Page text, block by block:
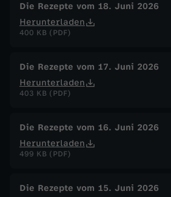
Die Rezepte vom 18. Juni 2026
Herunterladen
400 KB (PDF)
Die Rezepte vom 17. Juni 2026
Herunterladen
403 KB (PDF)
Die Rezepte vom 16. Juni 2026
Herunterladen
499 KB (PDF)
Die Rezepte vom 15. Juni 2026